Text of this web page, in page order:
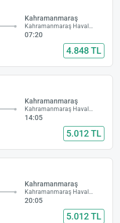
Kahramanmaraş
Kahramanmaraş Havalimanı
07:20
4.848 TL
Kahramanmaraş
Kahramanmaraş Havalimanı
14:05
5.012 TL
Kahramanmaraş
Kahramanmaraş Havalimanı
20:05
5.012 TL